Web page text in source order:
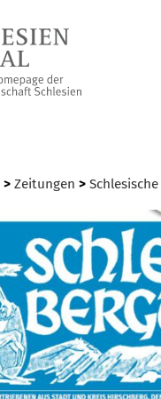
> Zeitungen >